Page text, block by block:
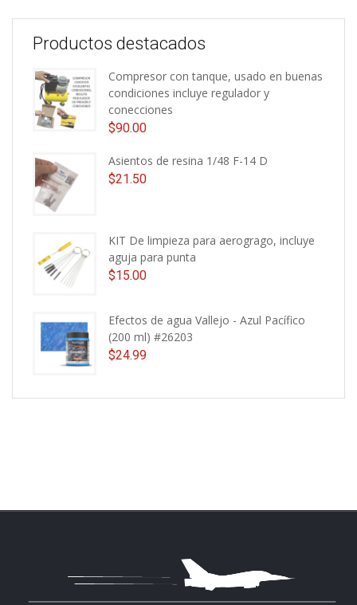
Productos destacados
Compresor con tanque, usado en buenas
condiciones incluye regulador y
conecciones
$90.00
Asientos de resina 1/48 F-14 D
$21.50
KIT De limpieza para aerogrago, incluye
aguja para punta
$15.00
Efectos de agua Vallejo - Azul Pacífico
(200 ml) #26203
$24.99